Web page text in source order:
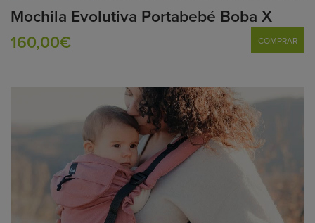
Mochila Evolutiva Portabebé Boba X
160,00€
COMPRAR